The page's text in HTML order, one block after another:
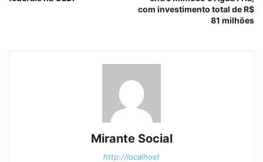
com investimento total de R$
81 milhões
Mirante Social
http://localhost